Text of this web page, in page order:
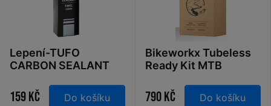
Lepení-TUFO
CARBON SEALANT
159 Kč Do košíku
Bikeworkx Tubeless
Ready Kit MTB
790 Kč Do košíku